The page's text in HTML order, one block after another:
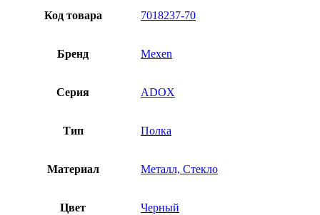
Код товара 7018237-70
Бренд Mexen
Серия ADOX
Тип Полка
Материал Металл, Стекло
Цвет Черный